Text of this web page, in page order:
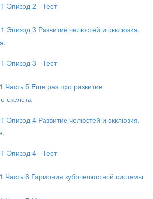
Эпизод 2 - Тест
Эпизод 3 Развитие челюстей и окклюзия.
Эпизод 3 - Тест
Часть 5 Еще раз про развитие
скелета
Эпизод 4 Развитие челюстей и окклюзия.
Эпизод 4 - Тест
Часть 6 Гармония зубочелюстной системы